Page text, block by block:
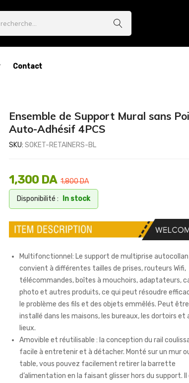
Contact
Ensemble de Support Mural sans
Auto-Adhésif 4PCS
SKU: SOKET-RETAINERS-BL
1,800DA
1,300 DA
Disponibilité : In stock
Multifonctionnel: Le support de multiprise
convient à différentes tailles de prises, routeurs Wifi,
télécommandes, boîtes à mouchoirs, adaptateurs,
photo et autres produits, ce qui peut résoudre
le problème des fils et des objets emmêlés. Peut être
installé dans les maisons, les bureaux, les dortoirs et
lieux.
Amovible et réutilisable : la conception du rail
facile à entretenir et à détacher. Monté sur un mur
table, vous pouvez facilement retirer la barrette
d’alimentation en la faisant glisser hors du support. Il